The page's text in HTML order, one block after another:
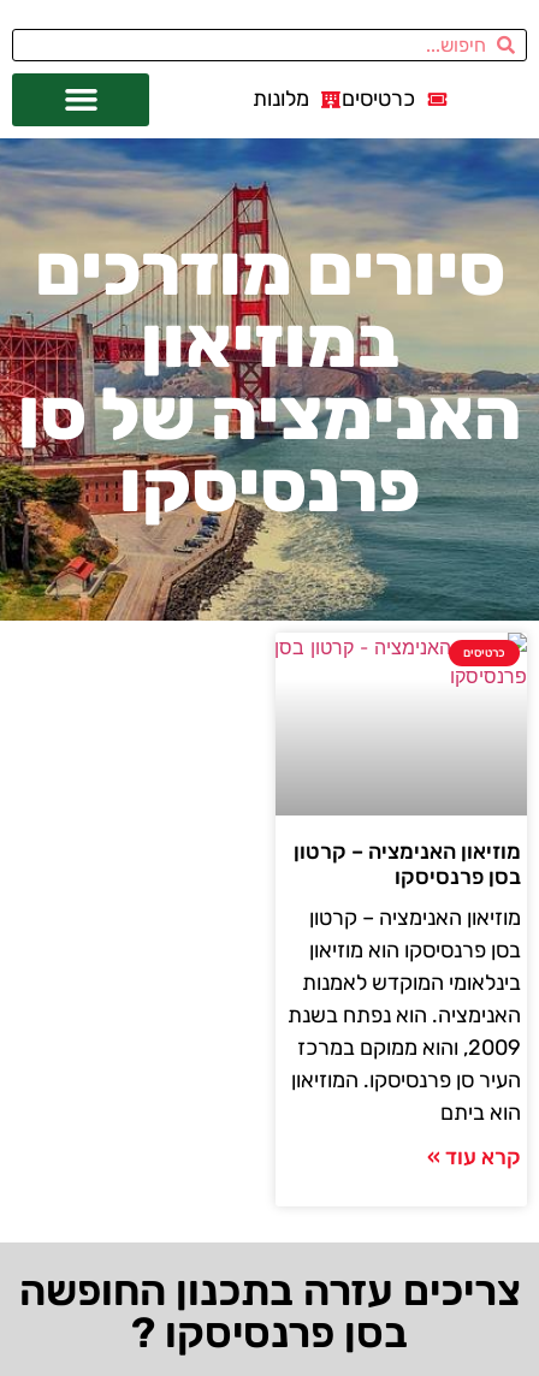
כרטיסים מלונות
סיורים מודרכים
במוזיאון
האנימציה של סן
פרנסיסקו
כרטיסים
מוזיאון האנימציה – קרטון
בסן פרנסיסקו
מוזיאון האנימציה – קרטון
בסן פרנסיסקו הוא מוזיאון
בינלאומי המוקדש לאמנות
האנימציה. הוא נפתח בשנת
2009, והוא ממוקם במרכז
העיר סן פרנסיסקו. המוזיאון
הוא ביתם
קרא עוד »
צריכים עזרה בתכנון החופשה
בסן פרנסיסקו ?